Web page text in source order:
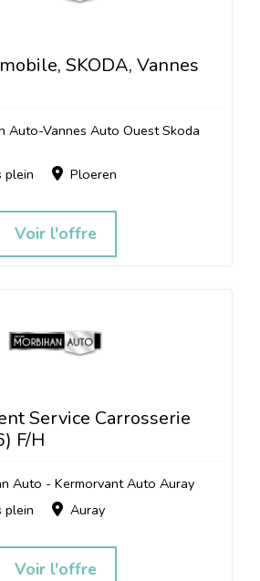
SKODA, Vannes
Auto-Vannes Auto Ouest Skoda
plein Ploeren
Voir l'offre
Service Carrosserie
F/H
Auto - Kermorvant Auto Auray
plein Auray
Voir l'offre